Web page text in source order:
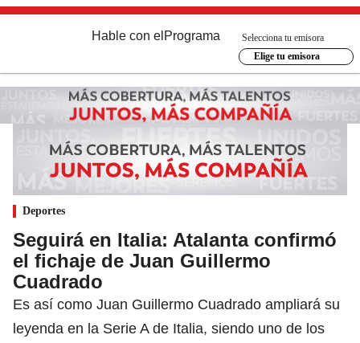
Hable con el Programa
Selecciona tu emisora
Elige tu emisora
Deportes
Seguirá en Italia: Atalanta confirmó
el fichaje de Juan Guillermo
Cuadrado
Es así como Juan Guillermo Cuadrado ampliará su
leyenda en la Serie A de Italia, siendo uno de los